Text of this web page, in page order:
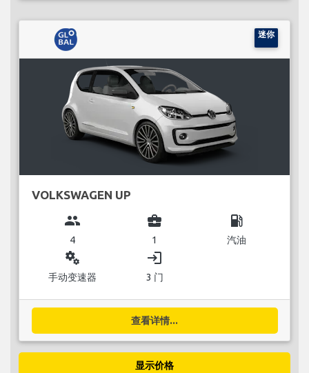
迷你
VOLKSWAGEN UP
group
4
business_center
1
local_gas_station
汽油
miscellaneous_services
手动变速器
login
3 门
查看详情...
显示价格